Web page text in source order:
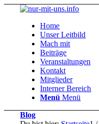
Home
Unser Leitbild
Mach mit
Beiträge
Veranstaltungen
Kontakt
Mitglieder
Interner Bereich
Menü Menü
Blog